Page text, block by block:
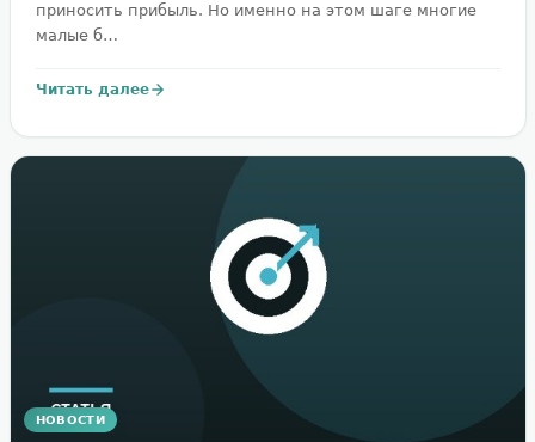
приносить прибыль. Но именно на этом шаге многие
малые б…
Читать далее
НОВОСТИ